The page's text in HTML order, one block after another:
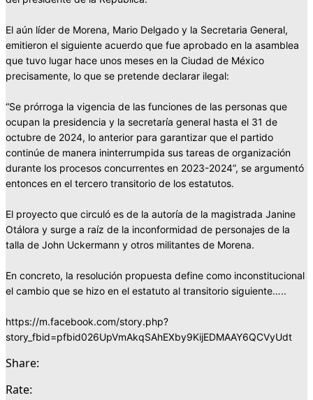
El aún líder de Morena, Mario Delgado y la Secretaria General,
emitieron el siguiente acuerdo que fue aprobado en la asamblea
que tuvo lugar hace unos meses en la Ciudad de México
precisamente, lo que se pretende declarar ilegal:
“Se prórroga la vigencia de las funciones de las personas que
ocupan la presidencia y la secretaría general hasta el 31 de
octubre de 2024, lo anterior para garantizar que el partido
continúe de manera ininterrumpida sus tareas de organización
durante los procesos concurrentes en 2023-2024”, se argumentó
entonces en el tercero transitorio de los estatutos.
El proyecto que circuló es de la autoría de la magistrada Janine
Otálora y surge a raíz de la inconformidad de personajes de la
talla de John Uckermann y otros militantes de Morena.
En concreto, la resolución propuesta define como inconstitucional
el cambio que se hizo en el estatuto al transitorio siguiente…..
https://m.facebook.com/story.php?
story_fbid=pfbid026UpVmAkqSAhEXby9KijEDMAAY6QCVyUdt
Share:
Rate: